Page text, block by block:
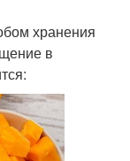
хранения
в